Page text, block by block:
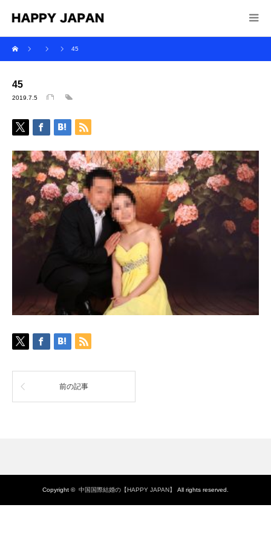
45
45
2019.7.5
前の記事
Copyright © 中国国際結婚の【HAPPY JAPAN】 All rights reserved.